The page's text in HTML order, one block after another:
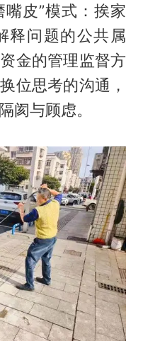
皮”模式：挨家
释问题的公共属
金的管理监督方
位思考的沟通，
阂与顾虑。